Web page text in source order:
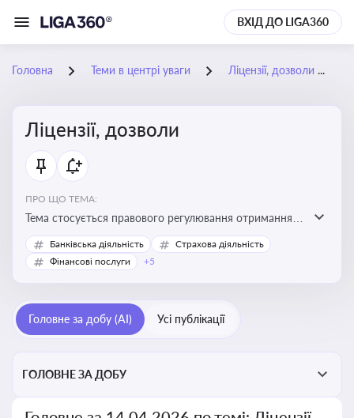
ВХІД ДО LIGA360
Головна Теми в центрі уваги Ліцензії, дозволи
Ліцензії, дозволи
ПРО ЩО ТЕМА:
Тема стосується правового регулювання отримання,
переоформлення, анулювання ліцензій і дозволів,
необхідних для провадження господарської
Банківська діяльність
Страхова діяльність
Фінансові послуги
+5
Головне за добу (AI) Усі публікації
ГОЛОВНЕ ЗА ДОБУ